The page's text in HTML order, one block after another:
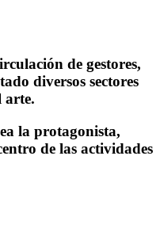
de gestores,
diversos sectores
arte.
la protagonista,
de las actividades